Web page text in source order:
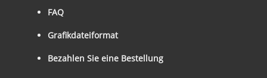
FAQ
Grafikdateiformat
Bezahlen Sie eine Bestellung